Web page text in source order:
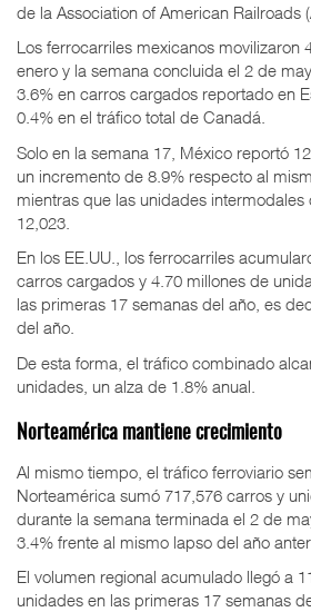
de la Association of American Railroads
Los ferrocarriles mexicanos movilizaron
enero y la semana concluida el 2 de
3.6% en carros cargados reportado en
0.4% en el tráfico total de Canadá.
Solo en la semana 17, México reportó
un incremento de 8.9% respecto al
mientras que las unidades intermodales
12,023.
En los EE.UU., los ferrocarriles
carros cargados y 4.70 millones de
las primeras 17 semanas del año, es
del año.
De esta forma, el tráfico combinado
unidades, un alza de 1.8% anual.
Norteamérica mantiene crecimiento
Al mismo tiempo, el tráfico ferroviario
Norteamérica sumó 717,576 carros y
durante la semana terminada el 2 de
3.4% frente al mismo lapso del año
El volumen regional acumulado llegó a
unidades en las primeras 17 semanas